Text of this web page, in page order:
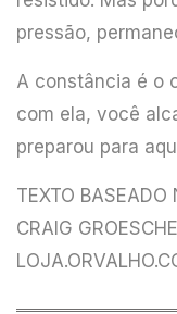
pressão,
A constância é o
com ela, você
preparou para
TEXTO BASEADO
CRAIG